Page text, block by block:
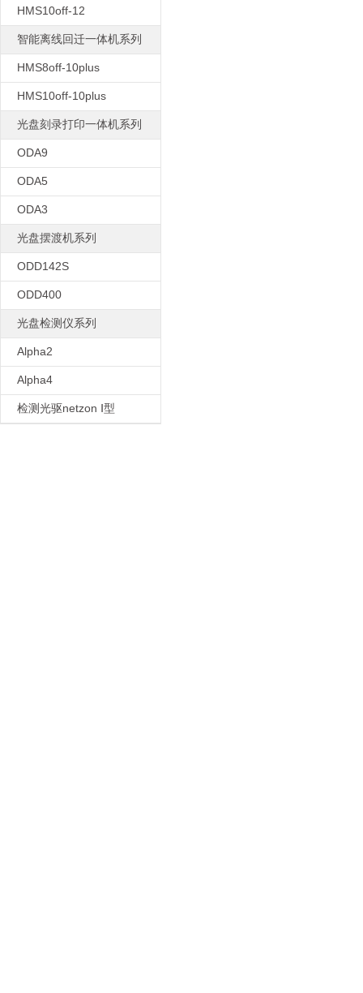
HMS10off-12
智能离线回迁一体机系列
HMS8off-10plus
HMS10off-10plus
光盘刻录打印一体机系列
ODA9
ODA5
ODA3
光盘摆渡机系列
ODD142S
ODD400
光盘检测仪系列
Alpha2
Alpha4
检测光驱netzon Ⅰ型